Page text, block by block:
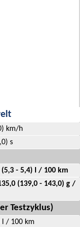
km/h
s
(5,3 - 5,4) l / 100 km
(139,0 - 143,0) g /
Testzyklus)
l / 100 km